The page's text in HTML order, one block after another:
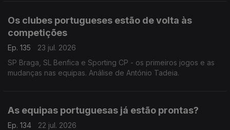
Os clubes portugueses estão de volta às
competições
Ep. 135
23 jul. 2026
SP Braga, SL Benfica e Sporting CP - os primeiros jogos e as
mudanças nas equipas. Análise de António Tadeia.
As equipas portuguesas já estão prontas?
Ep. 134
22 jul. 2026